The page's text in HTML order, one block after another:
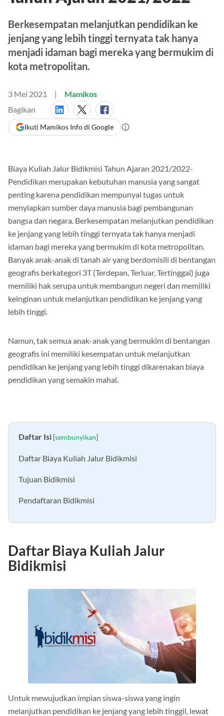
Berkesempatan melanjutkan pendidikan ke
jenjang yang lebih tinggi ternyata tak hanya
menjadi idaman bagi mereka yang bermukim di
kota metropolitan.
3 Mei 2021
Mamikos
Bagikan
Ikuti Mamikos Info di Google
Biaya Kuliah Jalur Bidikmisi Tahun Ajaran 2021/2022-
Pendidikan merupakan kebutuhan manusia yang sangat
penting karena pendidikan mempunyai tugas untuk
menyiapkan sumber daya manusia bagi pembangunan
bangsa dan negara. Berkesempatan melanjutkan pendidikan
ke jenjang yang lebih tinggi ternyata tak hanya menjadi
idaman bagi mereka yang bermukim di kota metropolitan.
Banyak anak-anak di tanah air yang berdomisili di bentangan
geografis berkategori 3T (Terdepan, Terluar, Tertinggal) juga
memiliki hak serupa untuk membangun negeri dan memiliki
keinginan untuk melanjutkan pendidikan ke jenjang yang
lebih tinggi.
Namun, tak semua anak-anak yang bermukim di bentangan
geografis ini memiliki kesempatan untuk melanjutkan
pendidikan ke jenjang yang lebih tinggi dikarenakan biaya
pendidikan yang semakin mahal.
Daftar Isi [sembunyikan]
Daftar Biaya Kuliah Jalur Bidikmisi
Tujuan Bidikmisi
Pendaftaran Bidikmisi
Daftar Biaya Kuliah Jalur
Bidikmisi
Untuk mewujudkan impian siswa-siswa yang ingin
melanjutkan pendidikan ke jenjang yang lebih tinggil, lewat